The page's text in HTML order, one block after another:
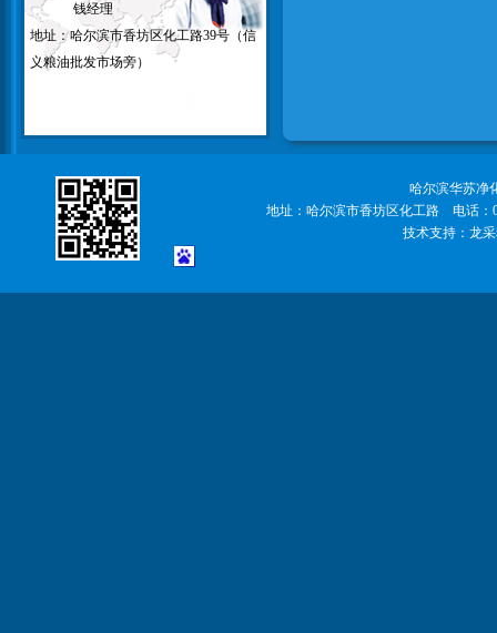
钱经理
地址：哈尔滨市香坊区化工路39号（信
义粮油批发市场旁）
哈尔滨华苏
地址：哈尔滨市香坊区化工路 电话：
技术支持： 龙